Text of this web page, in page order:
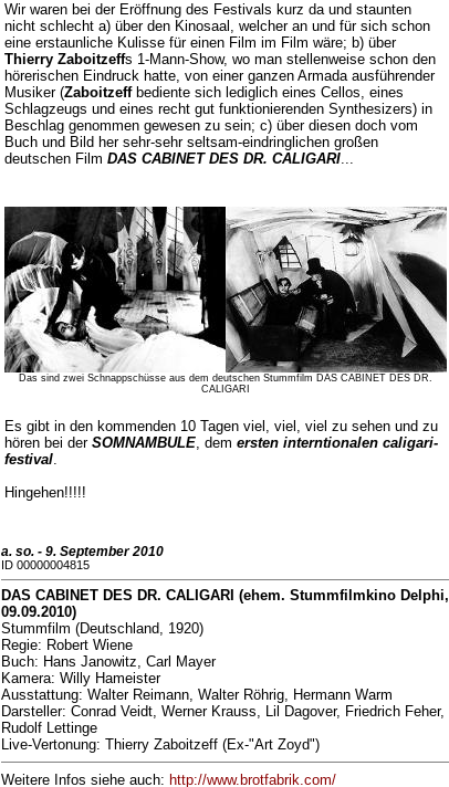
Wir waren bei der Eröffnung des Festivals kurz da und staunten
nicht schlecht a) über den Kinosaal, welcher an und für sich schon
eine erstaunliche Kulisse für einen Film im Film wäre; b) über
Thierry Zaboitzeffs 1-Mann-Show, wo man stellenweise schon den
hörerischen Eindruck hatte, von einer ganzen Armada ausführender
Musiker (Zaboitzeffbediente sich lediglich eines Cellos, eines
Schlagzeugs und eines recht gut funktionierenden Synthesizers) in
Beschlag genommen gewesen zu sein; c) über diesen doch vom
Buch und Bild her sehr-sehr seltsam-eindringlichen großen
deutschen Film DAS CABINET DES DR. CALIGARI...
Das sind zwei Schnappschüsse aus dem deutschen Stummfilm DAS CABINET DES DR.
CALIGARI
Es gibt in den kommenden 10 Tagen viel, viel, viel zu sehen und zu
hören bei der SOMNAMBULE, dem ersten interntionalen caligari-
festival.
Hingehen!!!!!
a. so. - 9. September 2010
ID 00000004815
DAS CABINET DES DR. CALIGARI (ehem. Stummfilmkino Delphi,
09.09.2010)
Stummfilm (Deutschland, 1920)
Regie: Robert Wiene
Buch: Hans Janowitz, Carl Mayer
Kamera: Willy Hameister
Ausstattung: Walter Reimann, Walter Röhrig, Hermann Warm
Darsteller: Conrad Veidt, Werner Krauss, Lil Dagover, Friedrich Feher,
Rudolf Lettinge
Live-Vertonung: Thierry Zaboitzeff (Ex-"Art Zoyd")
Weitere Infos siehe auch: http://www.brotfabrik.com/